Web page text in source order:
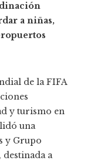
a niñas,
de la FIFA
y turismo en
una
y Grupo
a